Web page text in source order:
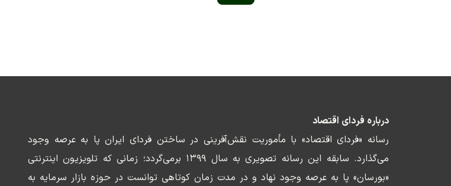
درباره فردای اقتصاد
رسانه «فردای اقتصاد» با مأموریت نقش‌آفرینی در ساختن فردای ایران پا به عرصه وجود
می‌گذارد. سابقه این رسانه تصویری به سال ۱۳۹۹ برمی‌گردد؛ زمانی که تلویزیون اینترنتی
«بورسان» پا به عرصه وجود نهاد و در مدت زمان کوتاهی توانست در حوزه بازار سرمایه به